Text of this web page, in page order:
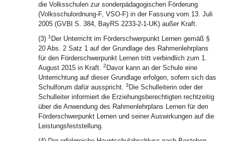
die Volksschulen zur sonderpädagogischen Förderung
(Volksschulordnung-F, VSO-F) in der Fassung vom 13. Juli
2005 (GVBl S. 384, BayRS 2233-2-1-UK) außer Kraft.
(3) 1 Der Unterricht im Förderschwerpunkt Lernen gemäß §
20 Abs. 2 Satz 1 auf der Grundlage des Rahmenlehrplans
für den Förderschwerpunkt Lernen tritt verbindlich zum 1.
August 2015 in Kraft. 2 Davor kann an der Schule eine
Unterrichtung auf dieser Grundlage erfolgen, sofern sich das
Schulforum dafür ausspricht. 3 Die Schulleiterin oder der
Schulleiter informiert die Erziehungsberechtigten rechtzeitig
über die Anwendung des Rahmenlehrplans Lernen für den
Förderschwerpunkt Lernen und seiner Auswirkungen auf die
Leistungsfeststellung.